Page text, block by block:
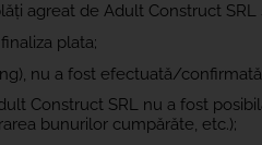
agreat de Adult Construct
plata;
nu a fost efectuată/
Construct SRL nu a fost
bunurilor cumpărăte, etc.);